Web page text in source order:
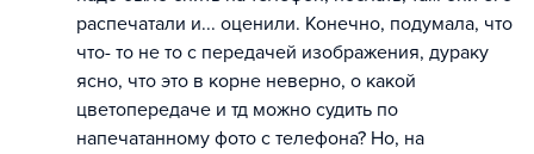
распечатали и... оценили. Конечно, подумала, что
что- то не то с передачей изображения, дураку
ясно, что это в корне неверно, о какой
цветопередаче и тд можно судить по
напечатанному фото с телефона? Но, на